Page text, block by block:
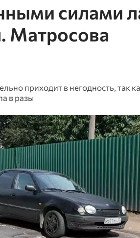
силами
Матросова
приходит в негодность, так
в разы